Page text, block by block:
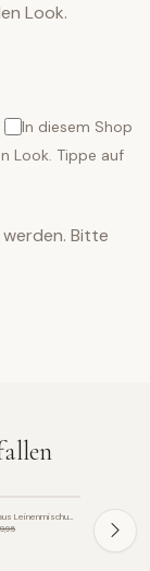
Look.
In diesem Shop
Look. Tippe auf
Bitte
Leinenmischu…
,95
SALE
EUR 89